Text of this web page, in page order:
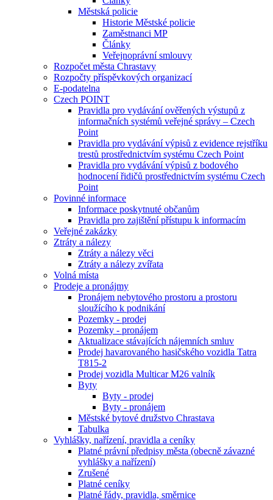
Městská policie
Historie Městské policie
Zaměstnanci MP
Články
Veřejnoprávní smlouvy
Rozpočet města Chrastavy
Rozpočty příspěvkových organizací
E-podatelna
Czech POINT
Pravidla pro vydávání ověřených výstupů z
informačních systémů veřejné správy – Czech
Point
Pravidla pro vydávání výpisů z evidence rejstříku
trestů prostřednictvím systému Czech Point
Pravidla pro vydávání výpisů z bodového
hodnocení řidičů prostřednictvím systému Czech
Point
Povinné informace
Informace poskytnuté občanům
Pravidla pro zajištění přístupu k informacím
Veřejné zakázky
Ztráty a nálezy
Ztráty a nálezy věci
Ztráty a nálezy zvířata
Volná místa
Prodeje a pronájmy
Pronájem nebytového prostoru a prostoru
sloužícího k podnikání
Pozemky - prodej
Pozemky - pronájem
Aktualizace stávajících nájemních smluv
Prodej havarovaného hasičského vozidla Tatra
T815-2
Prodej vozidla Multicar M26 valník
Byty
Byty - prodej
Byty - pronájem
Městské bytové družstvo Chrastava
Tabulka
Vyhlášky, nařízení, pravidla a ceníky
Platné právní předpisy města (obecně závazné
vyhlášky a nařízení)
Zrušené
Platné ceníky
Platné řády, pravidla, směrnice